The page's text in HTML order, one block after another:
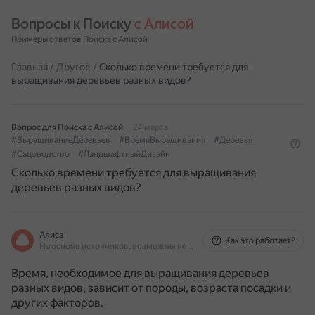
Вопросы к Поиску с Алисой
Примеры ответов Поиска с Алисой
Главная / Другое / Сколько времени требуется для
выращивания деревьев разных видов?
Вопрос для Поиска с Алисой
24 марта
#ВыращиваниеДеревьев
#ВремяВыращивания
#Деревья
#Садоводство
#ЛандшафтныйДизайн
Сколько времени требуется для выращивания
деревьев разных видов?
Алиса
На основе источников, возможны неточности
Как это работает?
Время, необходимое для выращивания деревьев
разных видов, зависит от породы, возраста посадки и
других факторов.